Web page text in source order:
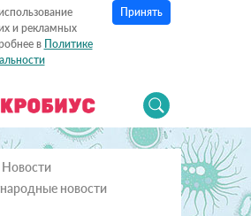
и рекламных
в Политике
Принять
Новости
новости